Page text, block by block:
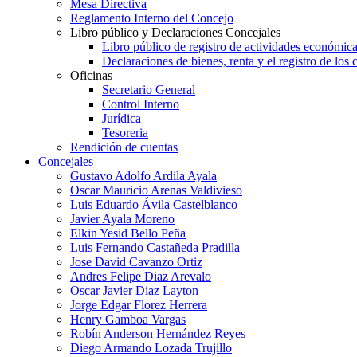
Mesa Directiva
Reglamento Interno del Concejo
Libro público y Declaraciones Concejales
Libro público de registro de actividades
Declaraciones de bienes, renta y el registro de los
Oficinas
Secretario General
Control Interno
Jurídica
Tesoreria
Rendición de cuentas
Concejales
Gustavo Adolfo Ardila Ayala
Oscar Mauricio Arenas Valdivieso
Luis Eduardo Ávila Castelblanco
Javier Ayala Moreno
Elkin Yesid Bello Peña
Luis Fernando Castañeda Pradilla
Jose David Cavanzo Ortiz
Andres Felipe Diaz Arevalo
Oscar Javier Diaz Layton
Jorge Edgar Florez Herrera
Henry Gamboa Vargas
Robín Anderson Hernández Reyes
Diego Armando Lozada Trujillo